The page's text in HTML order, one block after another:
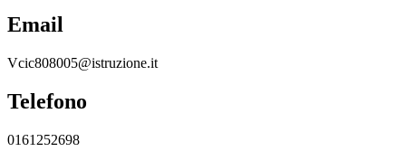
Email
Vcic808005@istruzione.it
Telefono
0161252698